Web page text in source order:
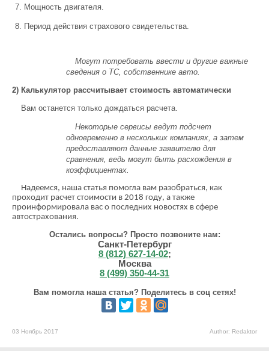
Мощность двигателя.
Период действия страхового свидетельства.
Могут потребовать ввести и другие важные
сведения о ТС, собственнике авто.
2) Калькулятор рассчитывает стоимость автоматически
Вам останется только дождаться расчета.
Некоторые сервисы ведут подсчет
одновременно в нескольких компаниях, а затем
предоставляют данные заявителю для
сравнения, ведь могут быть расхождения в
коэффициентах.
Надеемся, наша статья помогла вам разобраться, как
проходит расчет стоимости в 2018 году, а также
проинформировала вас о последних новостях в сфере
автострахования.
Остались вопросы? Просто позвоните нам:
Санкт-Петербург
8 (812) 627-14-02;
Москва
8 (499) 350-44-31
Вам помогла наша статья? Поделитесь в соц сетях!
03 Ноябрь 2017 Author: Redaktor